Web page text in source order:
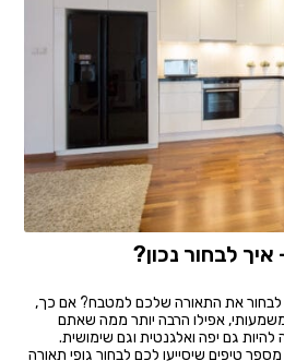
לבחור נכון?
את התאורה שלכם למטבח? אם כך,
אפילו הרבה יותר ממה שאתם
גם יפה ואלגנטית וגם שימושית.
טיפים שיסייעו לכם לבחור גופי תאורה